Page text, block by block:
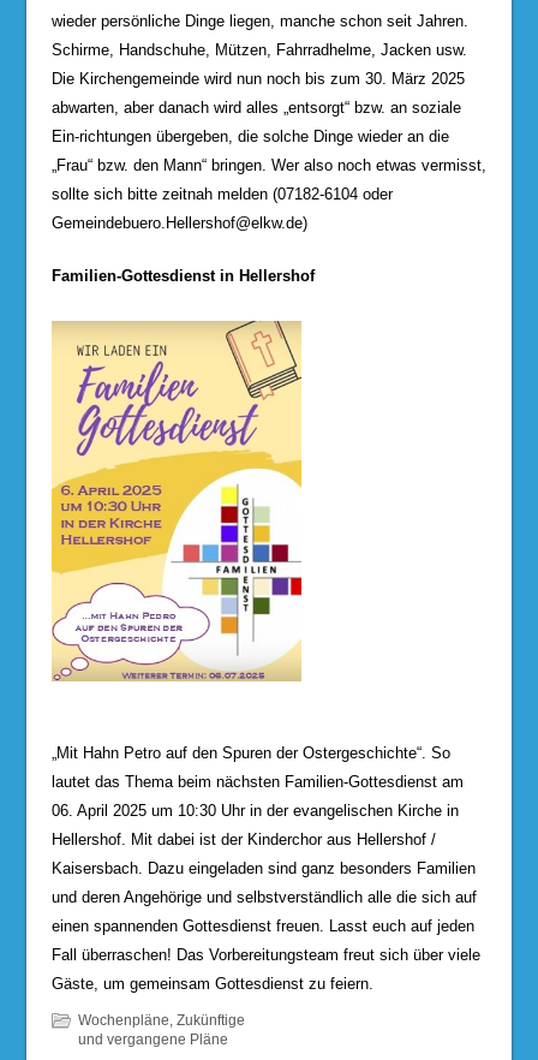
wieder persönliche Dinge liegen, manche schon seit Jahren.
Schirme, Handschuhe, Mützen, Fahrradhelme, Jacken usw.
Die Kirchengemeinde wird nun noch bis zum 30. März 2025
abwarten, aber danach wird alles „entsorgt“ bzw. an soziale
Ein-richtungen übergeben, die solche Dinge wieder an die
„Frau“ bzw. den Mann“ bringen. Wer also noch etwas vermisst,
sollte sich bitte zeitnah melden (07182-6104 oder
Gemeindebuero.Hellershof@elkw.de)
Familien-Gottesdienst in Hellershof
„Mit Hahn Petro auf den Spuren der Ostergeschichte“. So
lautet das Thema beim nächsten Familien-Gottesdienst am
06. April 2025 um 10:30 Uhr in der evangelischen Kirche in
Hellershof. Mit dabei ist der Kinderchor aus Hellershof /
Kaisersbach. Dazu eingeladen sind ganz besonders Familien
und deren Angehörige und selbstverständlich alle die sich auf
einen spannenden Gottesdienst freuen. Lasst euch auf jeden
Fall überraschen! Das Vorbereitungsteam freut sich über viele
Gäste, um gemeinsam Gottesdienst zu feiern.
Wochenpläne, Zukünftige
und vergangene Pläne